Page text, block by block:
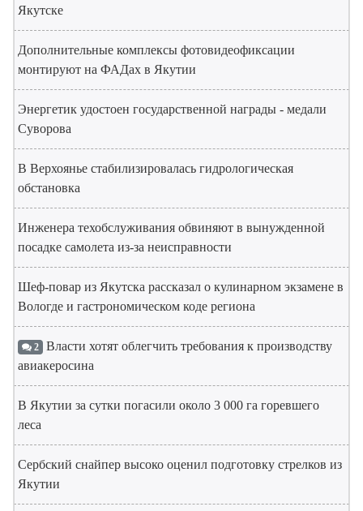
Якутске
Дополнительные комплексы фотовидеофиксации
монтируют на ФАДах в Якутии
Энергетик удостоен государственной награды - медали
Суворова
В Верхоянье стабилизировалась гидрологическая
обстановка
Инженера техобслуживания обвиняют в вынужденной
посадке самолета из-за неисправности
Шеф-повар из Якутска рассказал о кулинарном экзамене в
Вологде и гастрономическом коде региона
2 Власти хотят облегчить требования к производству
авиакеросина
В Якутии за сутки погасили около 3 000 га горевшего
леса
Сербский снайпер высоко оценил подготовку стрелков из
Якутии